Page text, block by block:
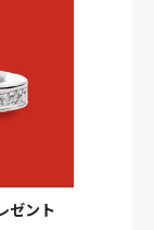
ゼント